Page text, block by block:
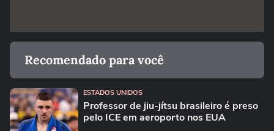
Recomendado para você
ESTADOS UNIDOS
Professor de jiu-jítsu brasileiro é preso
pelo ICE em aeroporto nos EUA